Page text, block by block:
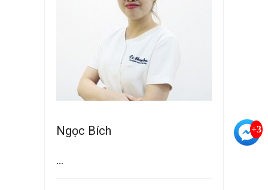
Ngọc Bích
...
+3